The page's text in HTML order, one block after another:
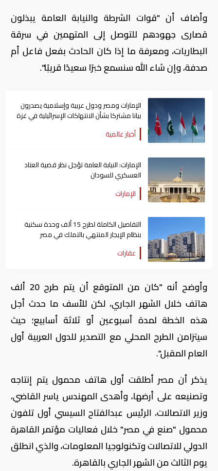
وأضاف أن "قوات الشرطة والنيابة العامة يبذلون
قصارى جهودهم للتوصل إلى المتهمين في سرقة
البطاريات، ومعرفة ما إذا كان الحادث بفعل فاعل أم
صدفة، وإن شاء الله سنسمع خبرًا سعيدًا قريبًا".
الإمارات ومصر ودول عربية وإسلامية يصدرون
بيانا مشتركا بشأن الانتهاكات الإسرائيلية في غزة
أخبار عالمية
الإمارات: النيابة العامة تؤجل نظر قضية العتاد
العسكري للسودان
الإمارات
التفاصيل الكاملة لطرح 15 ألف وحدة سكنية
بنظام الإيجار المنتهي بالتملك في مصر
عقارات
وأوضح أنه "كان من المتوقع أن يتم طرح 20 ألف
هاتف خلال الشهر الجاري، لكن للأسف ما حدث أجل
هذه الخطة لمدة أسبوعين أو ثلاثة أسابيع؛ حيث
سيتزامن الطرح المحلي مع التصدير للدول العربية أول
العام المقبل".
يذكر أن مصر أطلقت أول هاتف محمول يتم إنتاجه
وتصنيعه على أرضها، وأهدى المهندس ياسر القاضي،
وزير الاتصالات، الرئيس عبدالفتاح السيسي أول تلفون
محمول "صنع في مصر" خلال فعاليات مؤتمر القاهرة
الدولي للاتصالات وتكنولوجيا المعلومات، والذي انطلق
يوم الثالث من الشهر الجاري بالقاهرة.